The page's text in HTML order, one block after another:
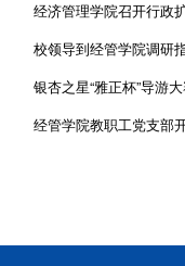
经济管理学院召开行政
校领导到经管学院调研
银杏之星“雅正杯”导游
经管学院教职工党支部